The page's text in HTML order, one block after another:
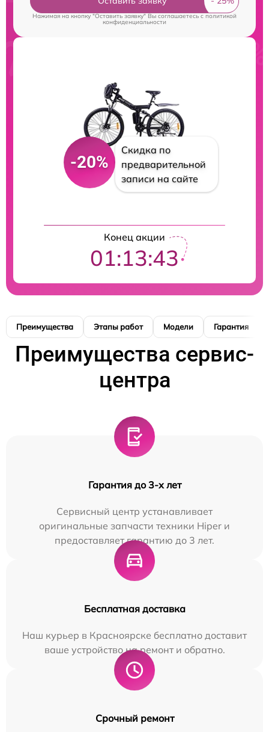
Нажимая на кнопку "Оставить заявку" Вы соглашаетесь cполитикой
конфиденциальности
-20%
Скидка по
предварительной
записи на сайте
Конец акции
01:13:42
Преимущества Этапы работ Модели Гарантия
Преимущества сервис-
центра
Гарантия до 3-х лет
Сервисный центр устанавливает
оригинальные запчасти техники Hiper и
предоставляет гарантию до 3 лет.
Бесплатная доставка
Наш курьер в Красноярске бесплатно доставит
ваше устройство на ремонт и обратно.
Срочный ремонт